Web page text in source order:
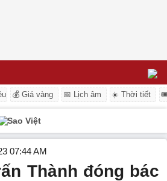
💰 Giá vàng 📅 Lịch âm ☀️ Thời tiết
Sao Việt
07:44 AM
Thành đóng bác